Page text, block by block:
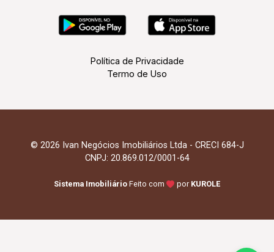
Política de Privacidade
Termo de Uso
© 2026 Ivan Negócios Imobiliários Ltda - CRECI 684-J
CNPJ: 20.869.012/0001-64
Sistema Imobiliário Feito com por KUROLE